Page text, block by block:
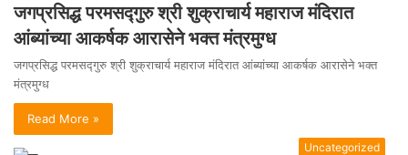
जगप्रसिद्ध परमसद्गुरु श्री शुक्राचार्य महाराज मंदिरात
आंब्यांच्या आकर्षक आरासेने भक्त मंत्रमुग्ध
जगप्रसिद्ध परमसद्गुरु श्री शुक्राचार्य महाराज मंदिरात आंब्यांच्या आकर्षक आरासेने भक्त
मंत्रमुग्ध
Read More »
Uncategorized